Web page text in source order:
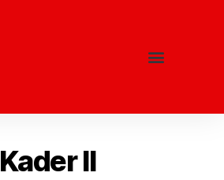
Kader II